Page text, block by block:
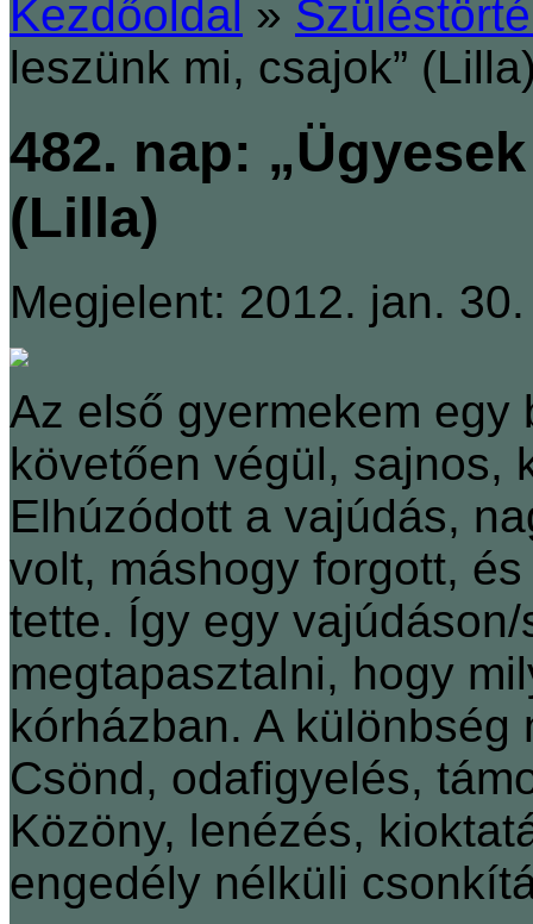
Kezdőoldal »
leszünk mi, csajok”
482. nap:
(Lilla)
Megjelent: 2012. jan. 30.
Az első gyermekem
követően végül, sajnos,
Elhúzódott a vajúdás,
volt, máshogy forgott,
tette. Így egy
megtapasztalni, hogy
kórházban. A
Csönd, odafigyelés,
Közöny, lenézés,
engedély nélküli